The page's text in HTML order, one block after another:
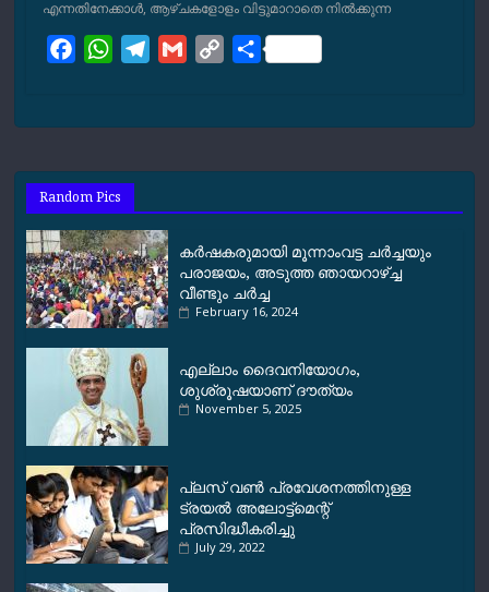
എന്നതിനേക്കാള്‍, ആഴ്ചകളോളം വിട്ടുമാറാതെ നില്‍ക്കുന്ന
e
o
o
k
W
t
A
p
p
e
a
m
i
y
n
k
S
r
Random Pics
കര്‍ഷകരുമായി മൂന്നാംവട്ട ചര്‍ച്ചയും
പരാജയം, അടുത്ത ഞായറാഴ്ച്ച
വീണ്ടും ചര്‍ച്ച
February 16, 2024
എല്ലാം ദൈവനിയോഗം,
ശുശ്രൂഷയാണ് ദൗത്യം
November 5, 2025
പ്ലസ് വണ്‍ പ്രവേശനത്തിനുള്ള
ട്രയല്‍ അലോട്ട്മെന്റ്
പ്രസിദ്ധീകരിച്ചു
July 29, 2022